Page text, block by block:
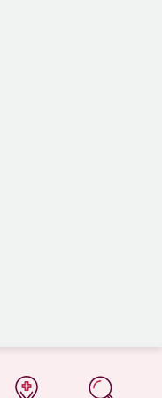
på 1177.se
på 1177.se